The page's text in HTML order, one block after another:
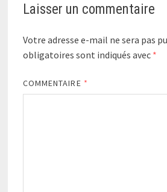
Laisser un commentaire
Votre adresse e-mail ne sera pas
obligatoires sont indiqués avec *
COMMENTAIRE *